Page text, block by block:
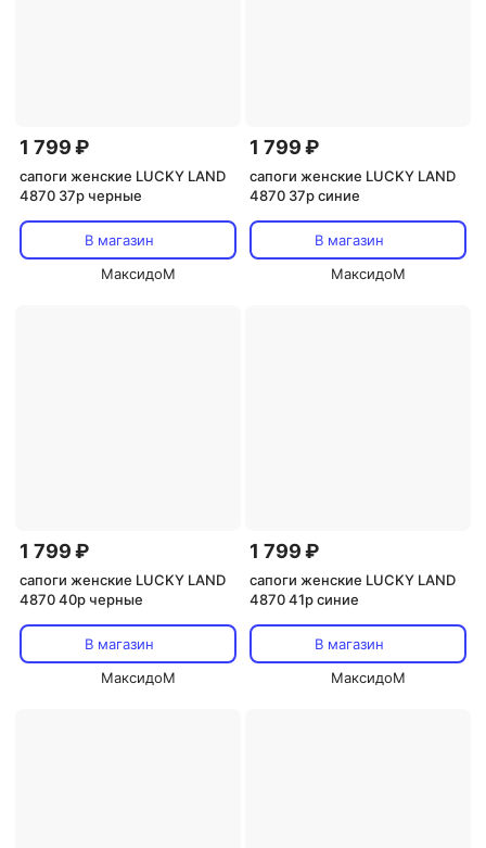
1 799 ₽
сапоги женские LUCKY LAND
4870 37р черные
В магазин
МаксидоМ
1 799 ₽
сапоги женские LUCKY LAND
4870 37р синие
В магазин
МаксидоМ
1 799 ₽
сапоги женские LUCKY LAND
4870 40р черные
В магазин
МаксидоМ
1 799 ₽
сапоги женские LUCKY LAND
4870 41р синие
В магазин
МаксидоМ